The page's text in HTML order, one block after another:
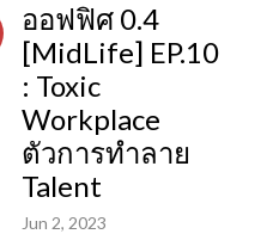
ออฟฟิศ 0.4
[MidLife] EP.10
: Toxic
Workplace
ตัวการทำลาย
Talent
Jun 2, 2023